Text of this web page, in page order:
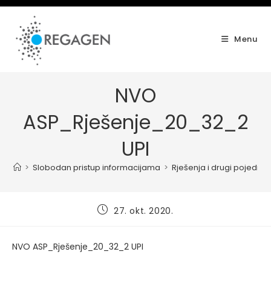
Skip
content
Menu
NVO
ASP_Rješenje_20_32_2
UPI
> Slobodan pristup informacijama > Rješenja i drugi
Post27. okt. 2020.
NVO ASP_Rješenje_20_32_2 UPI